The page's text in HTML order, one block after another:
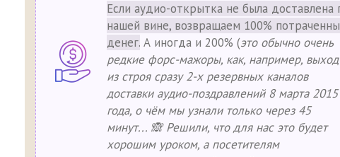
Если аудио-открытка не была доставлена
нашей вине, возвращаем 100%
денег. А иногда и 200% (это обычно очень
редкие форс-мажоры, как, например, выход
из строя сразу 2-х резервных каналов
доставки аудио-поздравлений 8 марта 2015
года, о чём мы узнали только через 45
минут... 🙈 Решили, что для нас это будет
хорошим уроком, а посетителям